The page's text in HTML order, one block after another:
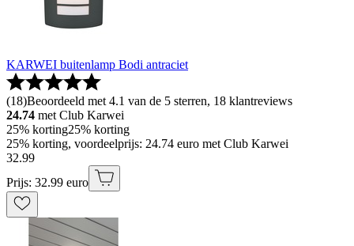
KARWEI buitenlamp Bodi antraciet
(18)Beoordeeld met 4.1 van de 5 sterren, 18 klantreviews
24.74 met Club Karwei
25% korting25% korting
25% korting, voordeelprijs: 24.74 euro met Club Karwei
32.99
Prijs: 32.99 euro